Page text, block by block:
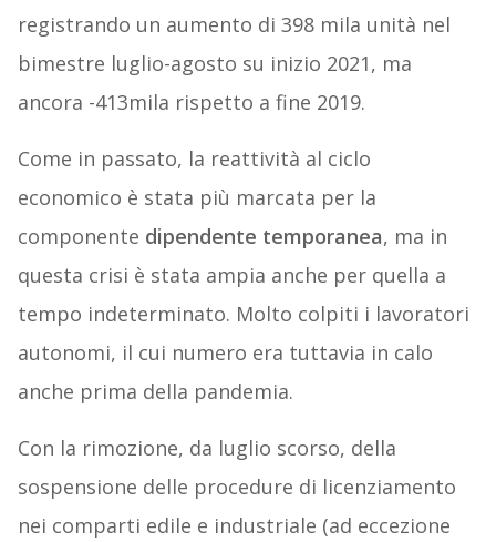
registrando un aumento di 398 mila unità nel
bimestre luglio-agosto su inizio 2021, ma
ancora -413mila rispetto a fine 2019.
Come in passato, la reattività al ciclo
economico è stata più marcata per la
componente dipendente temporanea, ma in
questa crisi è stata ampia anche per quella a
tempo indeterminato. Molto colpiti i lavoratori
autonomi, il cui numero era tuttavia in calo
anche prima della pandemia.
Con la rimozione, da luglio scorso, della
sospensione delle procedure di licenziamento
nei comparti edile e industriale (ad eccezione